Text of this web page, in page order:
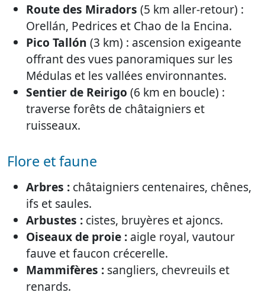
Route des Miradors (5 km aller-retour) :
Orellán, Pedrices et Chao de la Encina.
Pico Tallón (3 km) : ascension exigeante
offrant des vues panoramiques sur les
Médulas et les vallées environnantes.
Sentier de Reirigo (6 km en boucle) :
traverse forêts de châtaigniers et
ruisseaux.
Flore et faune
Arbres : châtaigniers centenaires, chênes,
ifs et saules.
Arbustes : cistes, bruyères et ajoncs.
Oiseaux de proie : aigle royal, vautour
fauve et faucon crécerelle.
Mammifères : sangliers, chevreuils et
renards.